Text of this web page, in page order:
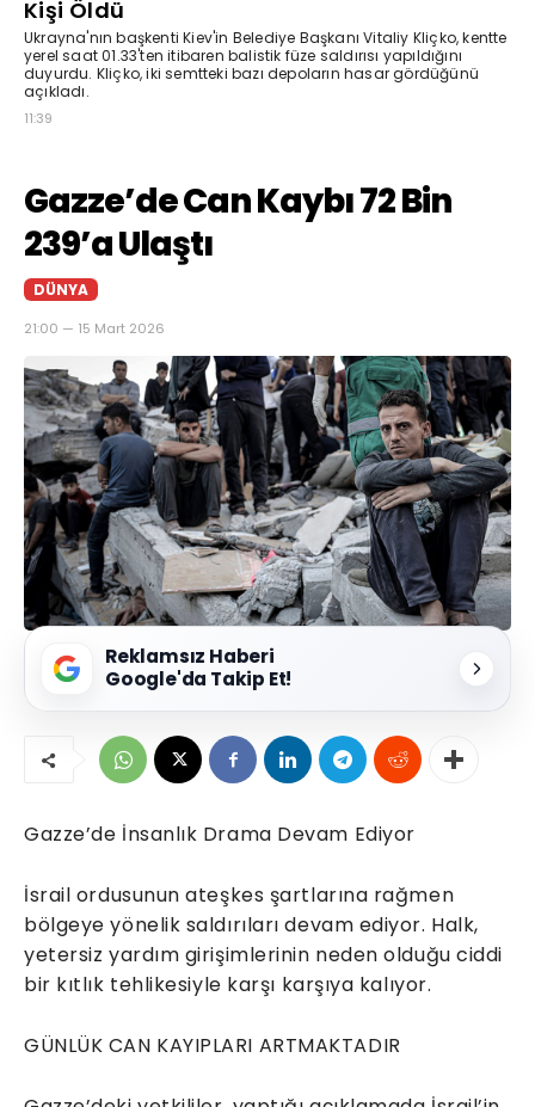
Kişi Öldü
Ukrayna'nın başkenti Kiev'in Belediye Başkanı Vitaliy Kliçko, kentte
yerel saat 01.33'ten itibaren balistik füze saldırısı yapıldığını
duyurdu. Kliçko, iki semtteki bazı depoların hasar gördüğünü
açıkladı.
11:39